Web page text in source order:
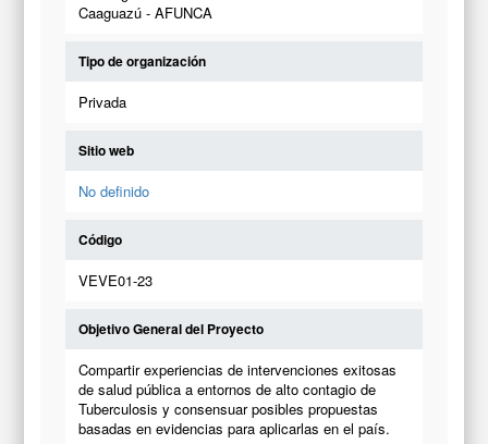
Caaguazú - AFUNCA
Tipo de organización
Privada
Sitio web
No definido
Código
VEVE01-23
Objetivo General del Proyecto
Compartir experiencias de intervenciones exitosas
de salud pública a entornos de alto contagio de
Tuberculosis y consensuar posibles propuestas
basadas en evidencias para aplicarlas en el país.